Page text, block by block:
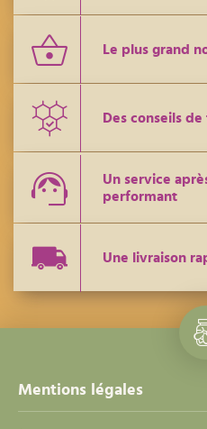
Le plus grand
Des conseils
Un service
performant
Une livraison
Mentions légales